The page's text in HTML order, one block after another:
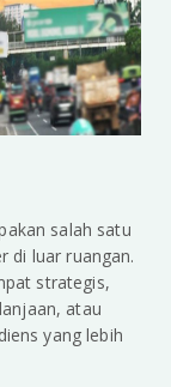
salah satu
di luar ruangan.
strategis,
atau
yang lebih